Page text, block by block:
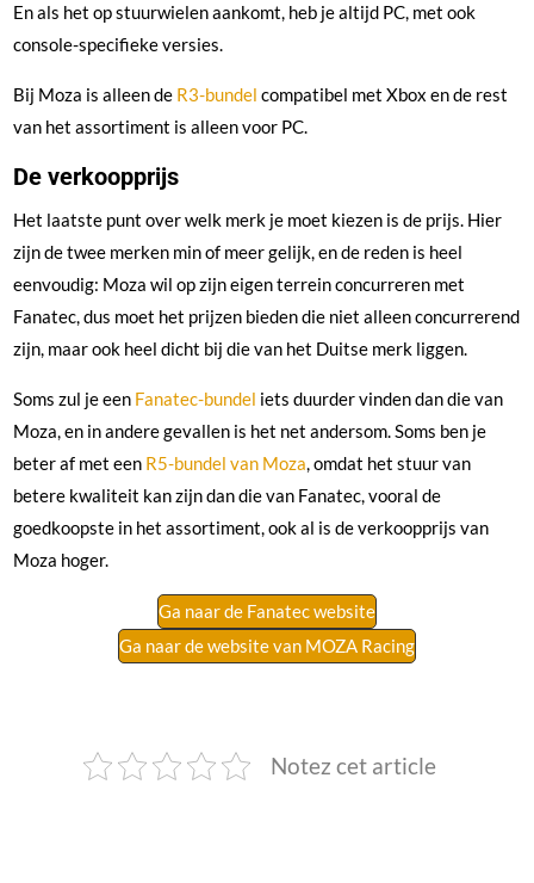
En als het op stuurwielen aankomt, heb je altijd PC, met ook
console-specifieke versies.
Bij Moza is alleen de R3-bundel compatibel met Xbox en de rest
van het assortiment is alleen voor PC.
De verkoopprijs
Het laatste punt over welk merk je moet kiezen is de prijs. Hier
zijn de twee merken min of meer gelijk, en de reden is heel
eenvoudig: Moza wil op zijn eigen terrein concurreren met
Fanatec, dus moet het prijzen bieden die niet alleen concurrerend
zijn, maar ook heel dicht bij die van het Duitse merk liggen.
Soms zul je een Fanatec-bundel iets duurder vinden dan die van
Moza, en in andere gevallen is het net andersom. Soms ben je
beter af met een R5-bundel van Moza, omdat het stuur van
betere kwaliteit kan zijn dan die van Fanatec, vooral de
goedkoopste in het assortiment, ook al is de verkoopprijs van
Moza hoger.
Ga naar de Fanatec website
Ga naar de website van MOZA Racing
Notez cet article